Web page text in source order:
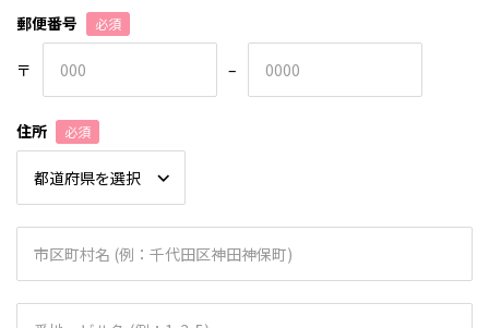
郵便番号 必須
〒 –
住所 必須